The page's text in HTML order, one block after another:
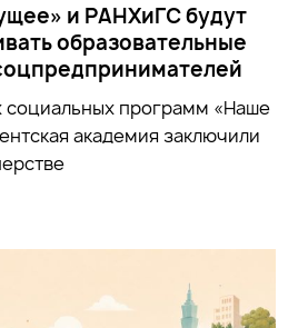
и РАНХиГС будут
образовательные
программ «Наше
академия заключили